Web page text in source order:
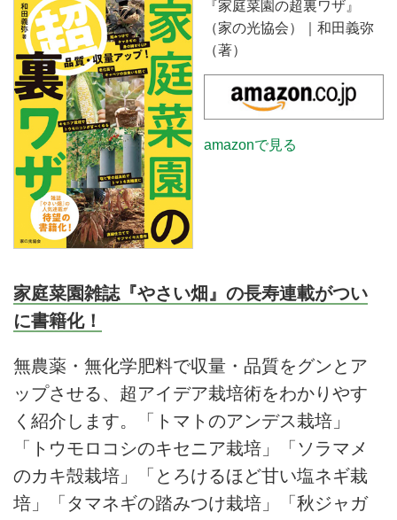
100個どりを目指す、ナスを水苔
で植える荒ワザを紹介します。
『家庭菜園の超裏ワザ』
（家の光協会）｜和田義弥
（著）
amazonで見る
家庭菜園雑誌『やさい畑』の長寿連載がつい
に書籍化！
無農薬・無化学肥料で収量・品質をグンとア
ップさせる、超アイデア栽培術をわかりやす
く紹介します。「トマトのアンデス栽培」
「トウモロコシのキセニア栽培」「ソラマメ
のカキ殻栽培」「とろけるほど甘い塩ネギ栽
培」「タマネギの踏みつけ栽培」「秋ジャガ